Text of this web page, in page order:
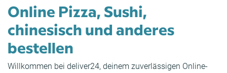
Online Pizza, Sushi,
chinesisch und anderes
bestellen
Willkommen bei deliver24, deinem zuverlässigen Online-